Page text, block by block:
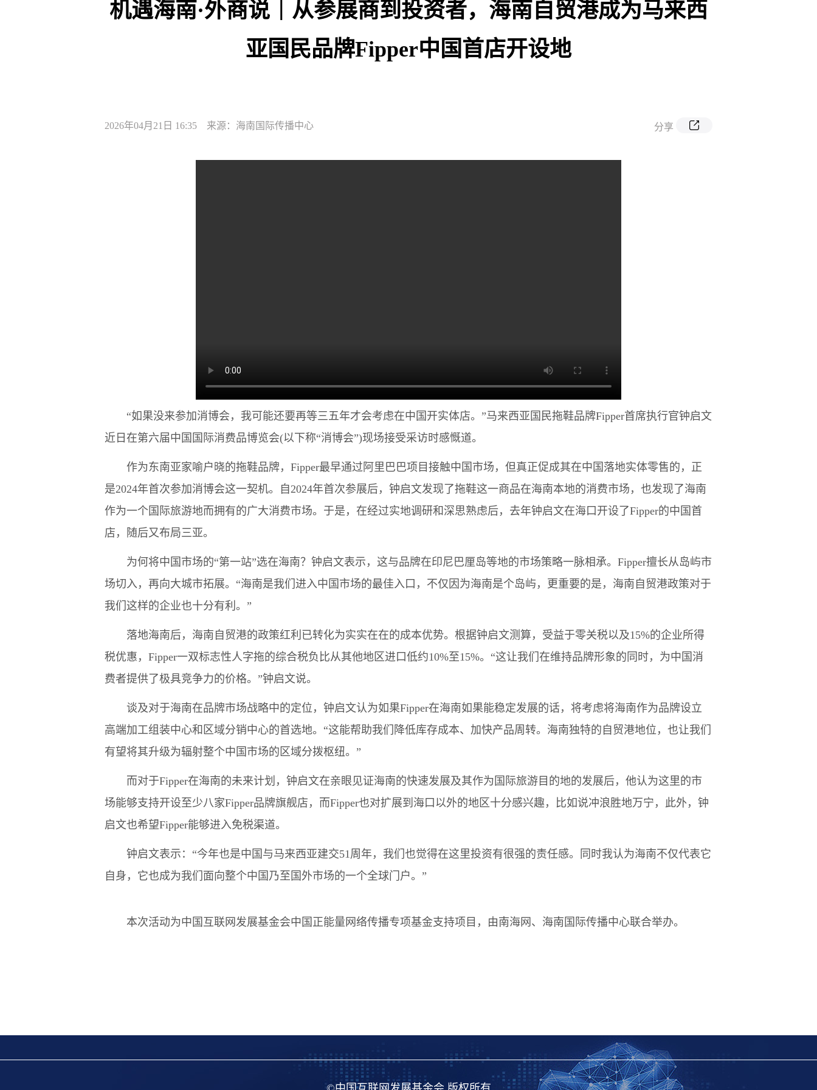
机遇海南·外商说｜从参展商到投资者，海南自贸港成为马来西
亚国民品牌Fipper中国首店开设地
2026年04月21日 16:35 来源：海南国际传播中心 分享
“如果没来参加消博会，我可能还要再等三五年才会考虑在中国开实体店。”马来西亚国民拖鞋品牌Fipper首席执行官钟启文
近日在第六届中国国际消费品博览会(以下称“消博会”)现场接受采访时感慨道。
作为东南亚家喻户晓的拖鞋品牌，Fipper最早通过阿里巴巴项目接触中国市场，但真正促成其在中国落地实体零售的，正
是2024年首次参加消博会这一契机。自2024年首次参展后，钟启文发现了拖鞋这一商品在海南本地的消费市场，也发现了海南
作为一个国际旅游地而拥有的广大消费市场。于是，在经过实地调研和深思熟虑后，去年钟启文在海口开设了Fipper的中国首
店，随后又布局三亚。
为何将中国市场的“第一站”选在海南？钟启文表示，这与品牌在印尼巴厘岛等地的市场策略一脉相承。Fipper擅长从岛屿市
场切入，再向大城市拓展。“海南是我们进入中国市场的最佳入口，不仅因为海南是个岛屿，更重要的是，海南自贸港政策对于
我们这样的企业也十分有利。”
落地海南后，海南自贸港的政策红利已转化为实实在在的成本优势。根据钟启文测算，受益于零关税以及15%的企业所得
税优惠，Fipper一双标志性人字拖的综合税负比从其他地区进口低约10%至15%。“这让我们在维持品牌形象的同时，为中国消
费者提供了极具竞争力的价格。”钟启文说。
谈及对于海南在品牌市场战略中的定位，钟启文认为如果Fipper在海南如果能稳定发展的话，将考虑将海南作为品牌设立
高端加工组装中心和区域分销中心的首选地。“这能帮助我们降低库存成本、加快产品周转。海南独特的自贸港地位，也让我们
有望将其升级为辐射整个中国市场的区域分拨枢纽。”
而对于Fipper在海南的未来计划，钟启文在亲眼见证海南的快速发展及其作为国际旅游目的地的发展后，他认为这里的市
场能够支持开设至少八家Fipper品牌旗舰店，而Fipper也对扩展到海口以外的地区十分感兴趣，比如说冲浪胜地万宁，此外，钟
启文也希望Fipper能够进入免税渠道。
钟启文表示：“今年也是中国与马来西亚建交51周年，我们也觉得在这里投资有很强的责任感。同时我认为海南不仅代表它
自身，它也成为我们面向整个中国乃至国外市场的一个全球门户。”
本次活动为中国互联网发展基金会中国正能量网络传播专项基金支持项目，由南海网、海南国际传播中心联合举办。